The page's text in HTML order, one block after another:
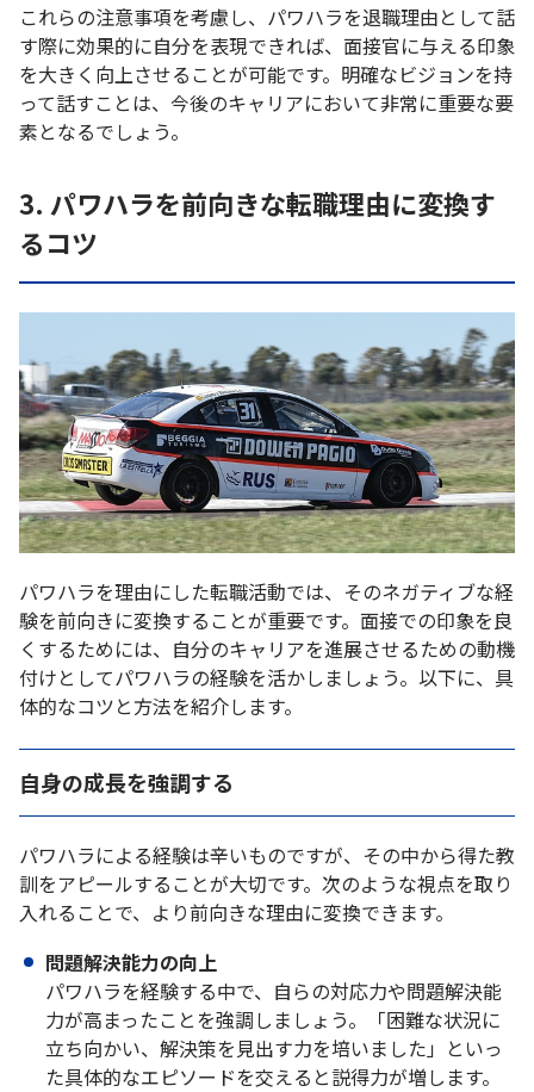
これらの注意事項を考慮し、パワハラを退職理由として話
す際に効果的に自分を表現できれば、面接官に与える印象
を大きく向上させることが可能です。明確なビジョンを持
って話すことは、今後のキャリアにおいて非常に重要な要
素となるでしょう。
3. パワハラを前向きな転職理由に変換す
るコツ
パワハラを理由にした転職活動では、そのネガティブな経
験を前向きに変換することが重要です。面接での印象を良
くするためには、自分のキャリアを進展させるための動機
付けとしてパワハラの経験を活かしましょう。以下に、具
体的なコツと方法を紹介します。
自身の成長を強調する
パワハラによる経験は辛いものですが、その中から得た教
訓をアピールすることが大切です。次のような視点を取り
入れることで、より前向きな理由に変換できます。
問題解決能力の向上
パワハラを経験する中で、自らの対応力や問題解決能
力が高まったことを強調しましょう。「困難な状況に
立ち向かい、解決策を見出す力を培いました」といっ
た具体的なエピソードを交えると説得力が増します。